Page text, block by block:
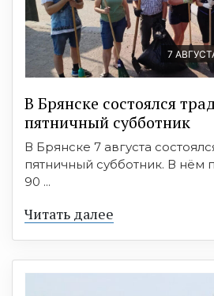
7
В Брянске состоялся
пятничный субботник
В Брянске 7 августа
пятничный субботник. В нём
90 ...
Читать далее